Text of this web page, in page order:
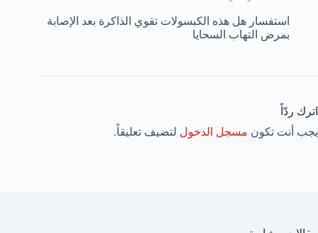
استفسار هل هذه الكبسولات تقوي الذاكرة بعد الإصابة
بمرض التهاب السحايا
اترك ردّاً
يجب أنت تكون مسجل الدخول لتضيف تعليقاً.